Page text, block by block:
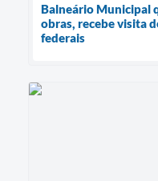
Balneário Municipal
obras, recebe visita
federais